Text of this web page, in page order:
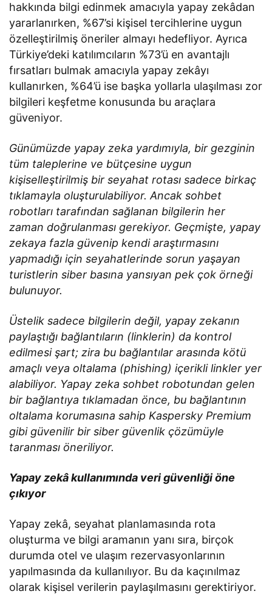
hakkında bilgi edinmek amacıyla yapay zekâdan
yararlanırken, %67’si kişisel tercihlerine uygun
özelleştirilmiş öneriler almayı hedefliyor. Ayrıca
Türkiye’deki katılımcıların %73’ü en avantajlı
fırsatları bulmak amacıyla yapay zekâyı
kullanırken, %64’ü ise başka yollarla ulaşılması zor
bilgileri keşfetme konusunda bu araçlara
güveniyor.
Günümüzde yapay zeka yardımıyla, bir gezginin
tüm taleplerine ve bütçesine uygun
kişiselleştirilmiş bir seyahat rotası sadece birkaç
tıklamayla oluşturulabiliyor. Ancak sohbet
robotları tarafından sağlanan bilgilerin her
zaman doğrulanması gerekiyor. Geçmişte, yapay
zekaya fazla güvenip kendi araştırmasını
yapmadığı için seyahatlerinde sorun yaşayan
turistlerin siber basına yansıyan pek çok örneği
bulunuyor.
Üstelik sadece bilgilerin değil, yapay zekanın
paylaştığı bağlantıların (linklerin) da kontrol
edilmesi şart; zira bu bağlantılar arasında kötü
amaçlı veya oltalama (phishing) içerikli linkler yer
alabiliyor. Yapay zeka sohbet robotundan gelen
bir bağlantıya tıklamadan önce, bu bağlantının
oltalama korumasına sahip Kaspersky Premium
gibi güvenilir bir siber güvenlik çözümüyle
taranması öneriliyor.
Yapay zekâ kullanımında veri güvenliği öne
çıkıyor
Yapay zekâ, seyahat planlamasında rota
oluşturma ve bilgi aramanın yanı sıra, birçok
durumda otel ve ulaşım rezervasyonlarının
yapılmasında da kullanılıyor. Bu da kaçınılmaz
olarak kişisel verilerin paylaşılmasını gerektiriyor.